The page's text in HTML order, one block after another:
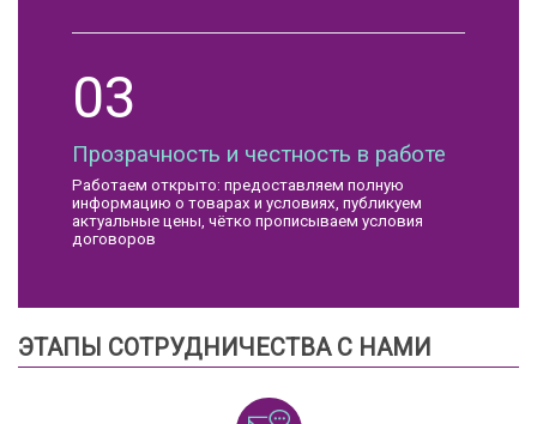
03
Прозрачность и честность в работе
Работаем открыто: предоставляем полную
информацию о товарах и условиях, публикуем
актуальные цены, чётко прописываем условия
договоров
ЭТАПЫ СОТРУДНИЧЕСТВА С НАМИ